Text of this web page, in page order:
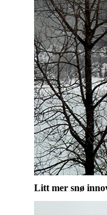
Litt mer snø